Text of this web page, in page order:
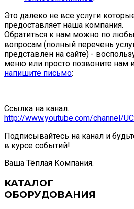
Это далеко не все услуги
предоставляет наша компания.
Обратиться к нам можно по
вопросам (полный перечень
представлен на сайте) -
меню или просто позвоните нам
напишите письмо:
Ссылка на канал.
http://www.youtube.com/channel/
Подписывайтесь на канал и
в курсе событий!
Ваша Тёплая Компания.
КАТАЛОГ
ОБОРУДОВАНИЯ